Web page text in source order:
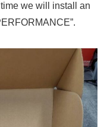
we will install an